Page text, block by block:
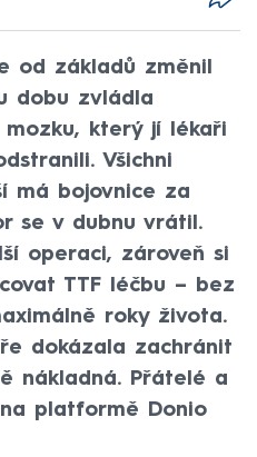
od základů změnil
dobu zvládla
který jí lékaři
Všichni
má bojovnice za
se v dubnu vrátil.
operaci, zároveň si
TTF léčbu – bez
roky života.
dokázala zachránit
nákladná. Přátelé a
platformě Donio